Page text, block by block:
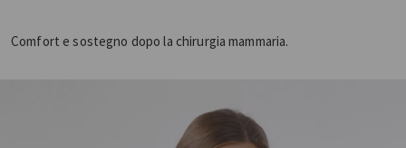
Comfort e sostegno dopo la chirurgia mammaria.